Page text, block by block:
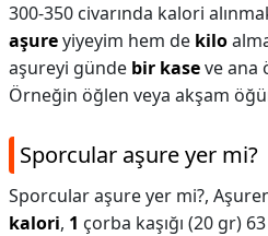
300-350 civarında kalori
aşureyiyeyim hem de kilo
aşureyi günde bir kaseve ana
Örneğin öğlen veya akşam
Sporcular aşure yer mi?
Sporcular aşure yer mi?,
kalori, 1 çorba kaşığı (20 gr)